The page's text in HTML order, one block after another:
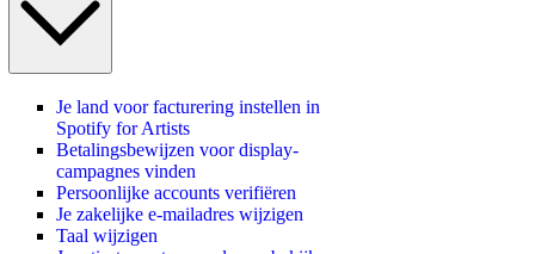
Je land voor facturering instellen in
Spotify for Artists
Betalingsbewijzen voor display-
campagnes vinden
Persoonlijke accounts verifiëren
Je zakelijke e-mailadres wijzigen
Taal wijzigen